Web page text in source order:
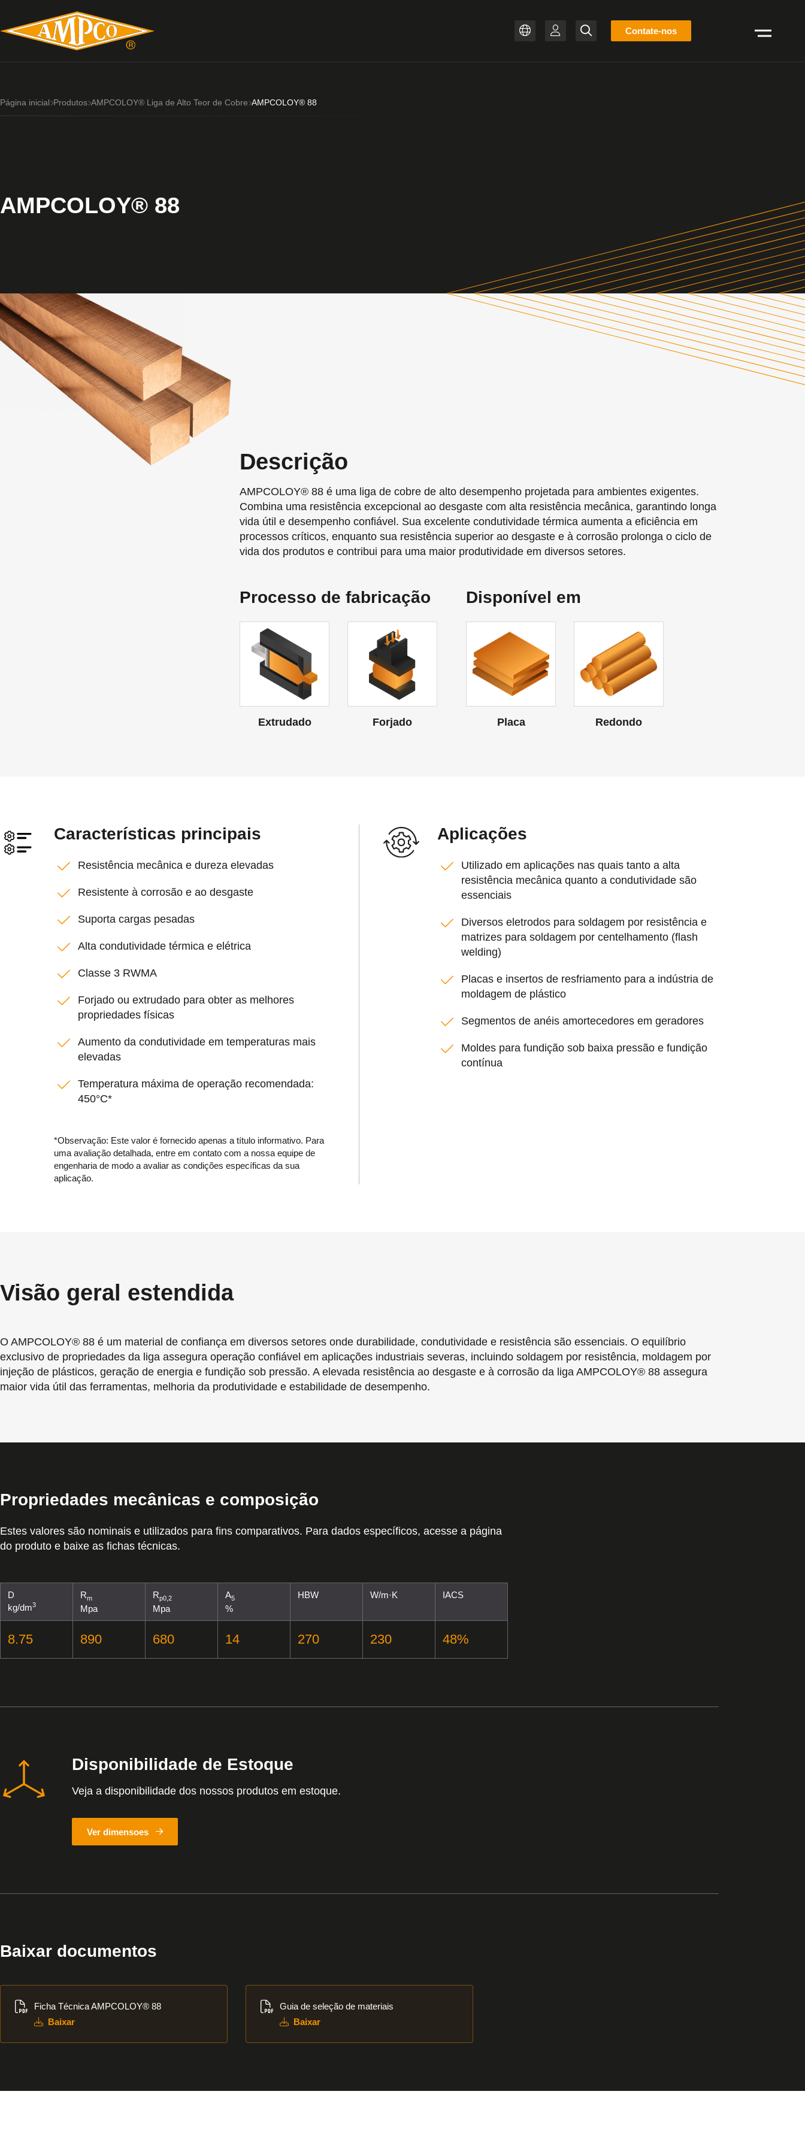
Lista
Pesquisar
Contate-nos
Página inicial Produtos AMPCOLOY® Liga de Alto Teor de Cobre AMPCOLOY® 88
AMPCOLOY® 88
Descrição
AMPCOLOY® 88 é uma liga de cobre de alto desempenho projetada para ambientes exigentes.
Combina uma resistência excepcional ao desgaste com alta resistência mecânica, garantindo longa
vida útil e desempenho confiável. Sua excelente condutividade térmica aumenta a eficiência em
processos críticos, enquanto sua resistência superior ao desgaste e à corrosão prolonga o ciclo de
vida dos produtos e contribui para uma maior produtividade em diversos setores.
Processo de fabricação
Extrudado Forjado
Disponível em
Placa Redondo
Características principais
Resistência mecânica e dureza elevadas
Resistente à corrosão e ao desgaste
Suporta cargas pesadas
Alta condutividade térmica e elétrica
Classe 3 RWMA
Forjado ou extrudado para obter as melhores
propriedades físicas
Aumento da condutividade em temperaturas mais
elevadas
Temperatura máxima de operação recomendada:
450°C*
*Observação: Este valor é fornecido apenas a título informativo. Para
uma avaliação detalhada, entre em contato com a nossa equipe de
engenharia de modo a avaliar as condições específicas da sua
aplicação.
Aplicações
Utilizado em aplicações nas quais tanto a alta
resistência mecânica quanto a condutividade são
essenciais
Diversos eletrodos para soldagem por resistência e
matrizes para soldagem por centelhamento (flash
welding)
Placas e insertos de resfriamento para a indústria de
moldagem de plástico
Segmentos de anéis amortecedores em geradores
Moldes para fundição sob baixa pressão e fundição
contínua
Visão geral estendida
O AMPCOLOY® 88 é um material de confiança em diversos setores onde durabilidade, condutividade e resistência são essenciais. O equilíbrio
exclusivo de propriedades da liga assegura operação confiável em aplicações industriais severas, incluindo soldagem por resistência, moldagem por
injeção de plásticos, geração de energia e fundição sob pressão. A elevada resistência ao desgaste e à corrosão da liga AMPCOLOY® 88 assegura
maior vida útil das ferramentas, melhoria da produtividade e estabilidade de desempenho.
Propriedades mecânicas e composição
Estes valores são nominais e utilizados para fins comparativos. Para dados específicos, acesse a página
do produto e baixe as fichas técnicas.
D
kg/dm3
Rm
Mpa
Rp0,2
Mpa
A5
%
HBW W/m·K IACS
8.75 890 680 14 270 230 48%
Disponibilidade de Estoque
Veja a disponibilidade dos nossos produtos em estoque.
Ver dimensoes
Baixar documentos
Ficha Técnica AMPCOLOY® 88
Baixar
Guia de seleção de materiais
Baixar